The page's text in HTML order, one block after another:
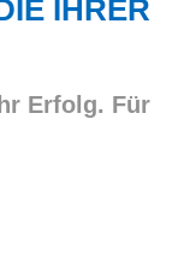
IHRER
Erfolg. Für